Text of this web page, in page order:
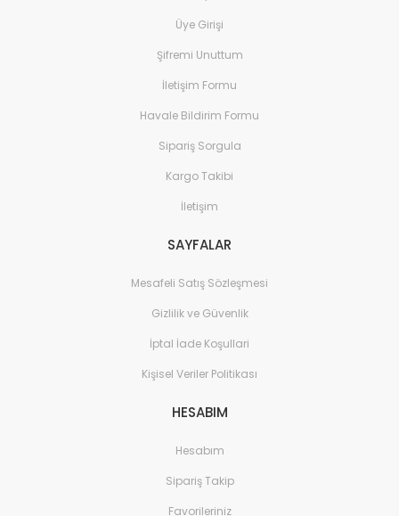
Üye Girişi
Şifremi Unuttum
İletişim Formu
Havale Bildirim Formu
Sipariş Sorgula
Kargo Takibi
İletişim
SAYFALAR
Mesafeli Satış Sözleşmesi
Gizlilik ve Güvenlik
İptal İade Koşullari
Kişisel Veriler Politikası
HESABIM
Hesabım
Sipariş Takip
Favorileriniz